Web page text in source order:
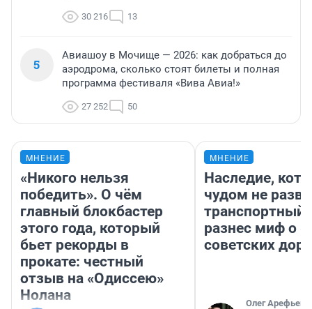
30 216 13
5
Авиашоу в Мочище — 2026: как добраться до
аэродрома, сколько стоят билеты и полная
программа фестиваля «Вива Авиа!»
27 252 50
МНЕНИЕ
«Никого нельзя
победить». О чём
главный блокбастер
этого года, который
бьет рекорды в
прокате: честный
отзыв на «Одиссею»
Нолана
МНЕНИЕ
Наследие,
чудом не
транспортный
разнес миф о
советских
Олег Арефьев